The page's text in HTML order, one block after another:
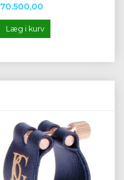
70.500,00
Læg i kurv